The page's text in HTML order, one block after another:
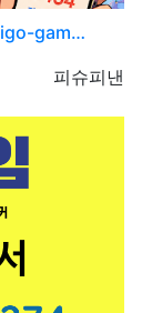
gam…
등록자
피슈피낸